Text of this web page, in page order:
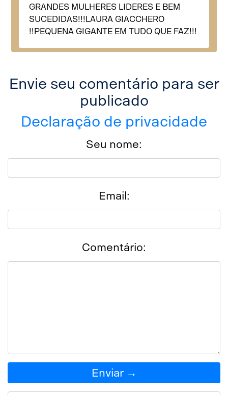
GRANDES MULHERES LIDERES E BEM
SUCEDIDAS!!!LAURA GIACCHERO
!!PEQUENA GIGANTE EM TUDO QUE FAZ!!!
Envie seu comentário para ser
publicado
Declaração de privacidade
Seu nome:
Email:
Comentário:
Enviar →